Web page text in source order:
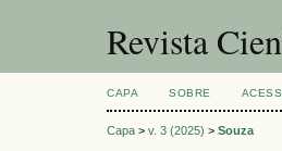
Revista
CAPA SOBRE
Capa > v. 3 (2025) > Souza